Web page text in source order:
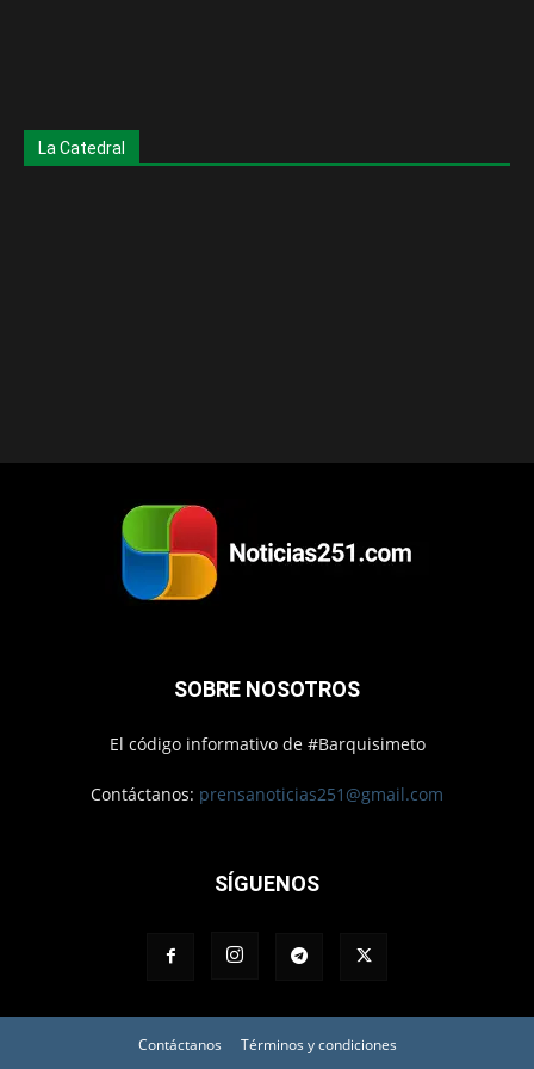
La Catedral
SOBRE NOSOTROS
El código informativo de #Barquisimeto
Contáctanos: prensanoticias251@gmail.com
SÍGUENOS
Contáctanos Términos y condiciones